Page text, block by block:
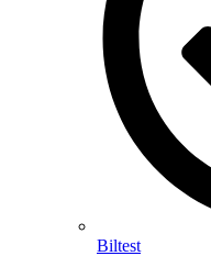
Biltest